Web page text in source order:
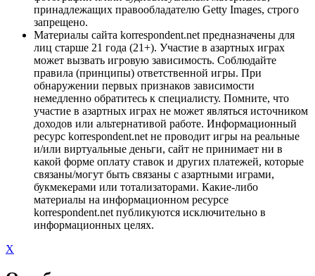
принадлежащих правообладателю Getty Images, строго
запрещено.
Материалы сайта korrespondent.net предназначены для
лиц старше 21 года (21+). Участие в азартных играх
может вызвать игровую зависимость. Соблюдайте
правила (принципы) ответственной игры. При
обнаружении первых признаков зависимости
немедленно обратитесь к специалисту. Помните, что
участие в азартных играх не может являться источником
доходов или альтернативой работе. Информационный
ресурс korrespondent.net не проводит игры на реальные
и/или виртуальные деньги, сайт не принимает ни в
какой форме оплату ставок и других платежей, которые
связаны/могут быть связаны с азартными играми,
букмекерами или тотализаторами. Какие-либо
материалы на информационном ресурсе
korrespondent.net публикуются исключительно в
информационных целях.
X